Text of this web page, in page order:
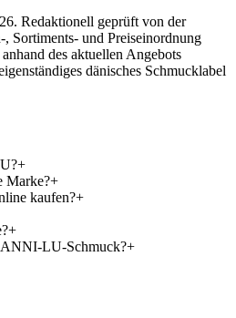
. Redaktionell geprüft von der
Sortiments- und Preiseinordnung
des aktuellen Angebots
dänisches Schmucklabel
+
Marke?+
kaufen?+
+
LU-Schmuck?+